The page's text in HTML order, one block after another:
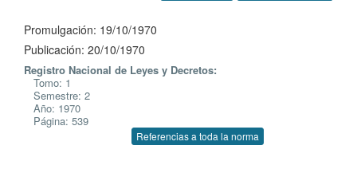
Promulgación: 19/10/1970
Publicación: 20/10/1970
Registro Nacional de Leyes y Decretos:
Tomo: 1
Semestre: 2
Año: 1970
Página: 539
Referencias a toda la norma